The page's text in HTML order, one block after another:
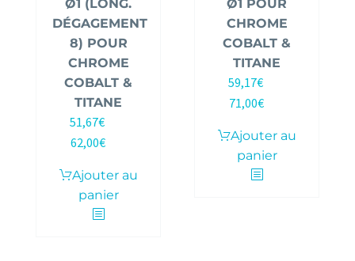
Ø1 (LONG.
DÉGAGEMENT
8) POUR
CHROME
COBALT &
TITANE
51,67€
62,00€
Ajouter au
panier
Ø1 POUR
CHROME
COBALT &
TITANE
59,17€
71,00€
Ajouter au
panier